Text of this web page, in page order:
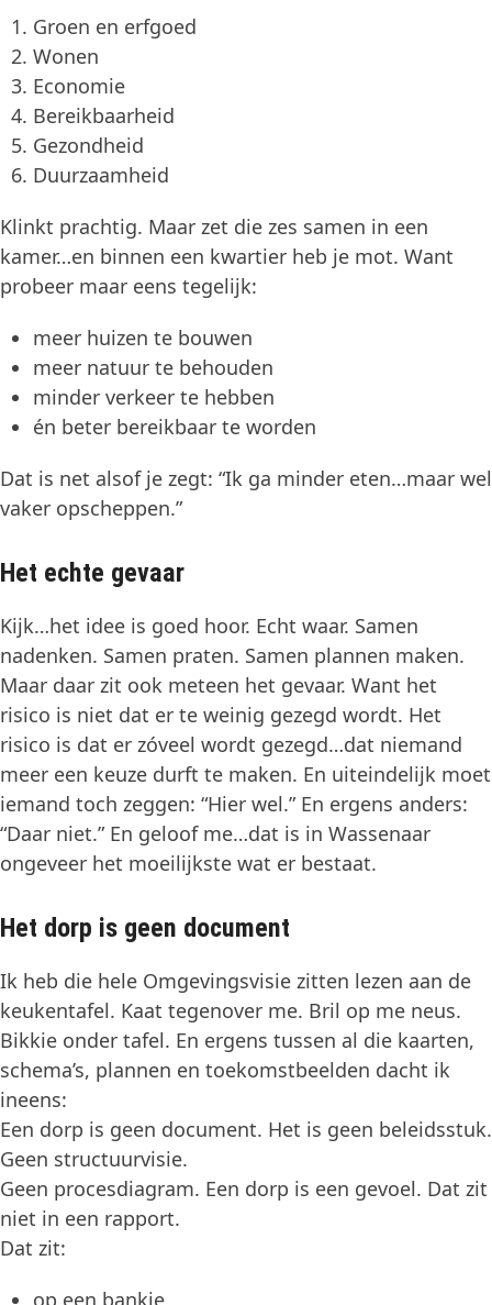
Groen en erfgoed
Wonen
Economie
Bereikbaarheid
Gezondheid
Duurzaamheid
Klinkt prachtig. Maar zet die zes samen in een
kamer…en binnen een kwartier heb je mot. Want
probeer maar eens tegelijk:
meer huizen te bouwen
meer natuur te behouden
minder verkeer te hebben
én beter bereikbaar te worden
Dat is net alsof je zegt: “Ik ga minder eten…maar wel
vaker opscheppen.”
Het echte gevaar
Kijk…het idee is goed hoor. Echt waar. Samen
nadenken. Samen praten. Samen plannen maken.
Maar daar zit ook meteen het gevaar. Want het
risico is niet dat er te weinig gezegd wordt. Het
risico is dat er zóveel wordt gezegd…dat niemand
meer een keuze durft te maken. En uiteindelijk moet
iemand toch zeggen: “Hier wel.” En ergens anders:
“Daar niet.” En geloof me…dat is in Wassenaar
ongeveer het moeilijkste wat er bestaat.
Het dorp is geen document
Ik heb die hele Omgevingsvisie zitten lezen aan de
keukentafel. Kaat tegenover me. Bril op me neus.
Bikkie onder tafel. En ergens tussen al die kaarten,
schema’s, plannen en toekomstbeelden dacht ik
ineens:
Een dorp is geen document. Het is geen beleidsstuk.
Geen structuurvisie.
Geen procesdiagram. Een dorp is een gevoel. Dat zit
niet in een rapport.
Dat zit:
op een bankje